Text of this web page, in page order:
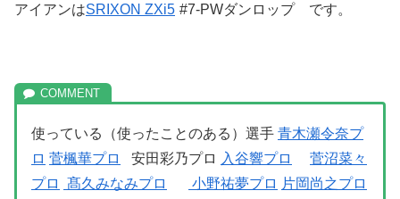
アイアンはSRIXON ZXi5 #7-PWダンロップ です。
使っている（使ったことのある）選手 青木瀬令奈プ
ロ 菅楓華プロ 安田彩乃プロ 入谷響プロ
菅沼菜々
プロ
髙久みなみプロ 小野祐夢プロ 片岡尚之プロ